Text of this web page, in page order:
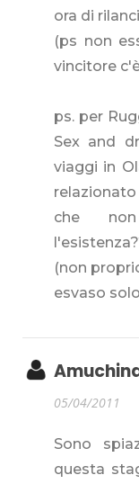
ora di
(ps non
vincitore
ps. per
Sex and
viaggi in
che
(non
esvaso
05/04/2011
Sono
questa